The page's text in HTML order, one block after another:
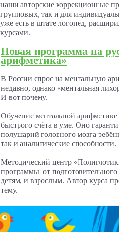
наши авторские коррекционные
групповых, так и для
уже есть в штате логопед,
курсами.
Новая программа на
арифметика»
В России спрос на ментальную
недавно, однако «ментальная
И вот почему.
Обучение ментальной арифметике
быстрого счёта в уме. Оно
полушарий головного мозга
так и аналитические способности.
Методический центр
программы: от
детям, и взрослым. Автор курса
тему.